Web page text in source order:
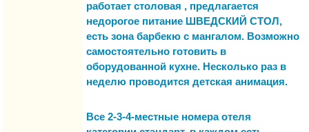
работает столовая , предлагается
недорогое питание ШВЕДСКИЙ СТОЛ ,
есть зона барбекю с мангалом. Возможно
самостоятельно готовить в
оборудованной кухне. Несколько раз в
неделю проводится детская анимация.
Все 2-3-4-местные номера отеля